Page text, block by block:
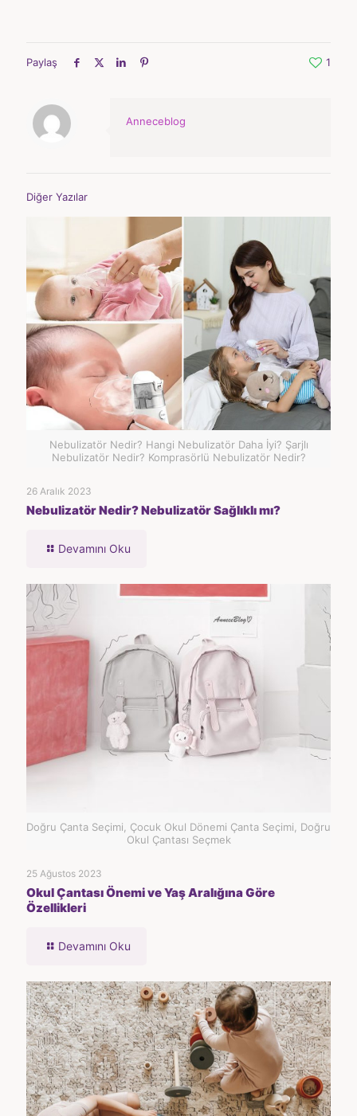
Paylaş 1
Anneceblog
Diğer Yazılar
Nebulizatör Nedir? Hangi Nebulizatör Daha İyi? Şarjlı
Nebulizatör Nedir? Komprasörlü Nebulizatör Nedir?
26 Aralık 2023
Nebulizatör Nedir? Nebulizatör Sağlıklı mı?
Devamını Oku
Doğru Çanta Seçimi, Çocuk Okul Dönemi Çanta Seçimi, Doğru
Okul Çantası Seçmek
25 Ağustos 2023
Okul Çantası Önemi ve Yaş Aralığına Göre
Özellikleri
Devamını Oku